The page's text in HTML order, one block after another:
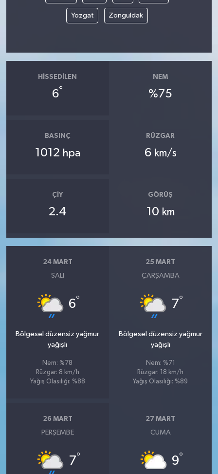
Yozgat Zonguldak
HISSEDILEN
6°
NEM
%75
BASINÇ
1012 hpa
RÜZGAR
6 km/s
ÇIY
2.4
GÖRÜŞ
10 km
24 MART
SALI
6°
Bölgesel düzensiz yağmur
yağışlı
Nem: %78
Rüzgar: 8 km/h
Yağış Olasılığı: %88
25 MART
ÇARŞAMBA
7°
Bölgesel düzensiz yağmur
yağışlı
Nem: %71
Rüzgar: 18 km/h
Yağış Olasılığı: %89
26 MART
PERŞEMBE
7°
27 MART
CUMA
9°